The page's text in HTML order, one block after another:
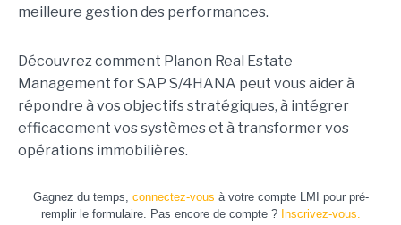
meilleure gestion des performances.
Découvrez comment Planon Real Estate
Management for SAP S/4HANA peut vous aider à
répondre à vos objectifs stratégiques, à intégrer
efficacement vos systèmes et à transformer vos
opérations immobilières.
Gagnez du temps, connectez-vous à votre compte LMI pour pré-
remplir le formulaire. Pas encore de compte ? Inscrivez-vous.